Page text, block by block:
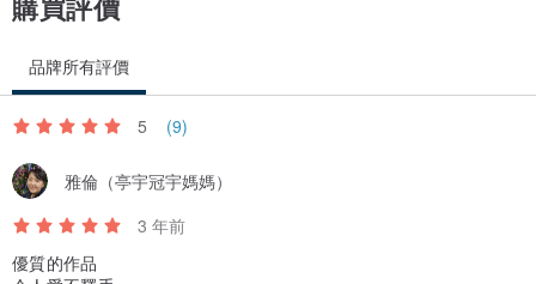
品牌所有評價
5 (9)
雅倫（亭宇冠宇媽媽）
3 年前
優質的作品